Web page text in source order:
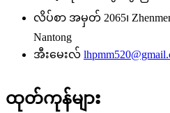
လိပ်စာ အမှတ် 2065၊
Nantong
အီးမေးလ်
ထုတ်ကုန်များ